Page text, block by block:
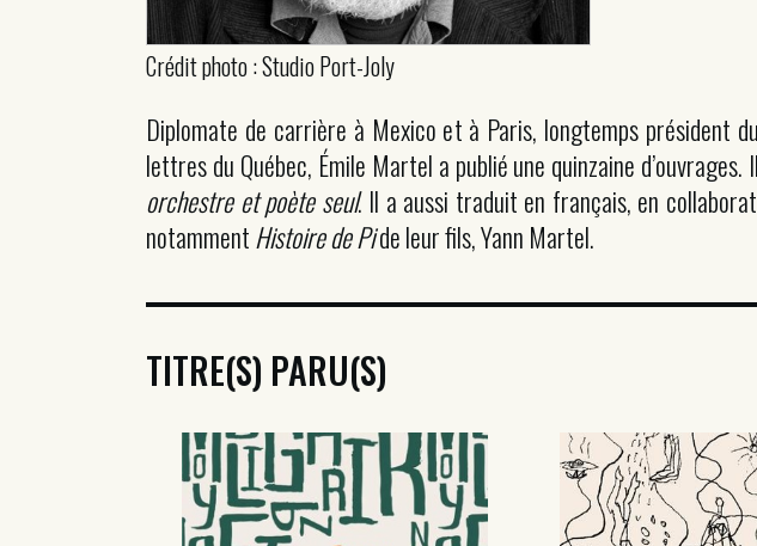
Crédit photo : Studio Port-Joly
Diplomate de carrière à Mexico et à Paris, longtemps président
lettres du Québec, Émile Martel a publié une quinzaine
orchestre et poète seul. Il a aussi traduit en français, en
notamment Histoire de Pide leur fils, Yann Martel.
TITRE(S) PARU(S)